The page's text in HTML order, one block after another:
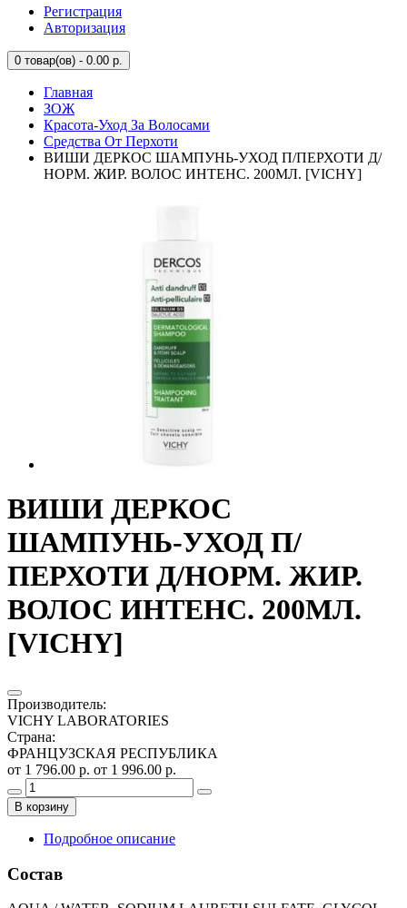
Регистрация
Авторизация
0 товар(ов) - 0.00 р.
Главная
ЗОЖ
Красота-Уход За Волосами
Средства От Перхоти
ВИШИ ДЕРКОС ШАМПУНЬ-УХОД П/ПЕРХОТИ Д/
НОРМ. ЖИР. ВОЛОС ИНТЕНС. 200МЛ. [VICHY]
ВИШИ ДЕРКОС
ШАМПУНЬ-УХОД П/
ПЕРХОТИ Д/НОРМ. ЖИР.
ВОЛОС ИНТЕНС. 200МЛ.
[VICHY]
Производитель:
VICHY LABORATORIES
Страна:
ФРАНЦУЗСКАЯ РЕСПУБЛИКА
от 1 796.00 р. от 1 996.00 р.
В корзину
Подробное описание
Состав